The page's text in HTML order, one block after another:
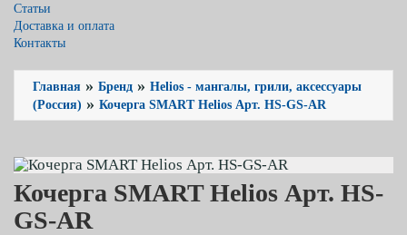
Статьи
Доставка и оплата
Контакты
Главная » Бренд » Helios - мангалы, грили, аксессуары
(Россия) » Кочерга SMART Helios Арт. HS-GS-AR
Кочерга SMART Helios Арт. HS-
GS-AR